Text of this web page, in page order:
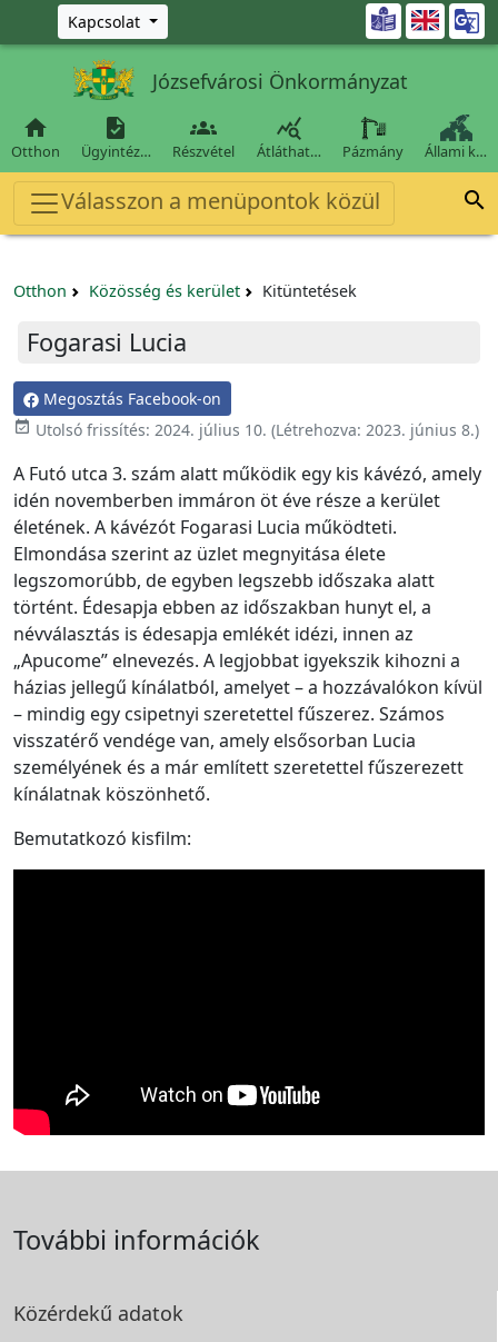
Ugrás a fő tartalomra
Kapcsolat 
Józsefvárosi Önkormányzat

Otthon

Ügyintéz…

Részvétel

Átláthat… Pázmány Állami k…
Válasszon a menüpontok közül 
Otthon Közösség és kerület Kitüntetések
Fogarasi Lucia
Megosztás Facebook-on
event_available Utolsó frissítés: 2024. július 10. (Létrehozva: 2023. június 8.)
A Futó utca 3. szám alatt működik egy kis kávézó, amely
idén novemberben immáron öt éve része a kerület
életének. A kávézót Fogarasi Lucia működteti.
Elmondása szerint az üzlet megnyitása élete
legszomorúbb, de egyben legszebb időszaka alatt
történt. Édesapja ebben az időszakban hunyt el, a
névválasztás is édesapja emlékét idézi, innen az
„Apucome” elnevezés. A legjobbat igyekszik kihozni a
házias jellegű kínálatból, amelyet – a hozzávalókon kívül
– mindig egy csipetnyi szeretettel fűszerez. Számos
visszatérő vendége van, amely elsősorban Lucia
személyének és a már említett szeretettel fűszerezett
kínálatnak köszönhető.
Bemutatkozó kisfilm:
További információk
Közérdekű adatok